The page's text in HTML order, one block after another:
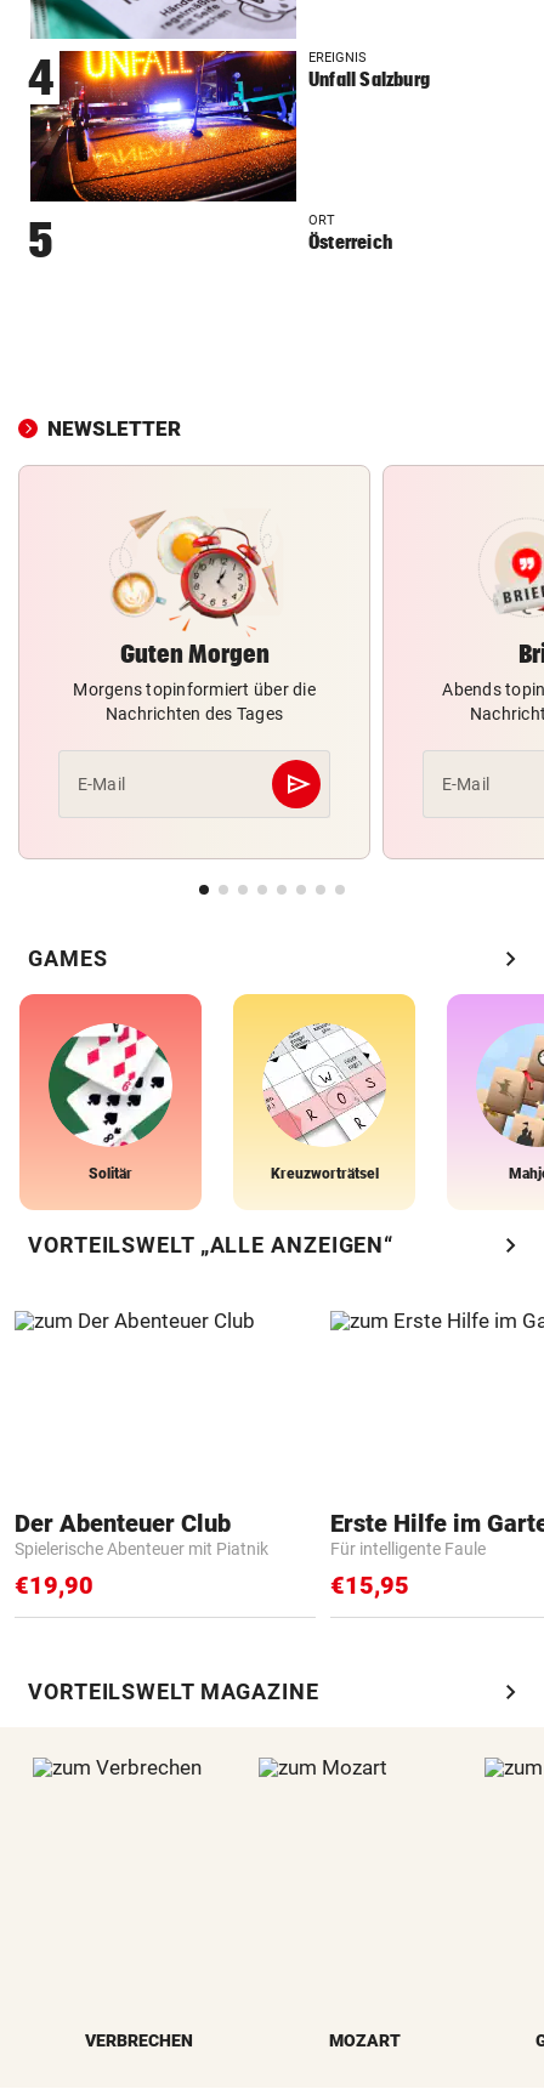
4 EREIGNIS
Unfall Salzburg
5 ORT
Österreich
NEWSLETTER
Guten Morgen
Morgens topinformiert über die
Nachrichten des Tages
E-Mail send
Abschicken
Abends
E-Mail
GAMES chevron_right
Solitär Kreuzworträtsel
VORTEILSWELT „ALLE ANZEIGEN“ chevron_right
Der Abenteuer Club
Spielerische Abenteuer mit Piatnik
€19,90
Erste Hilfe im
Für intelligente Faule
€15,95
VORTEILSWELT MAGAZINE chevron_right
VERBRECHEN MOZART